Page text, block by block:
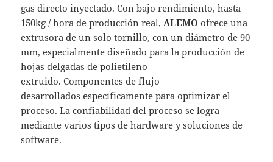
gas directo inyectado. Con bajo rendimiento, hasta
150kg / hora de producción real, ALEMO ofrece una
extrusora de un solo tornillo, con un diámetro de 90
mm, especialmente diseñado para la producción de
hojas delgadas de polietileno
extruido. Componentes de flujo
desarrollados específicamente para optimizar el
proceso. La confiabilidad del proceso se logra
mediante varios tipos de hardware y soluciones de
software.